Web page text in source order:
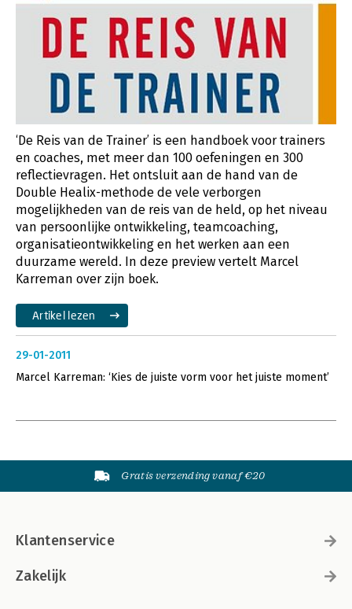
‘De Reis van de Trainer’ is een handboek voor trainers
en coaches, met meer dan 100 oefeningen en 300
reflectievragen. Het ontsluit aan de hand van de
Double Healix-methode de vele verborgen
mogelijkheden van de reis van de held, op het niveau
van persoonlijke ontwikkeling, teamcoaching,
organisatieontwikkeling en het werken aan een
duurzame wereld. In deze preview vertelt Marcel
Karreman over zijn boek.
Artikel lezen
29-01-2011
Marcel Karreman: ‘Kies de juiste vorm voor het juiste moment’
Gratis verzending vanaf €20
Klantenservice
Zakelijk